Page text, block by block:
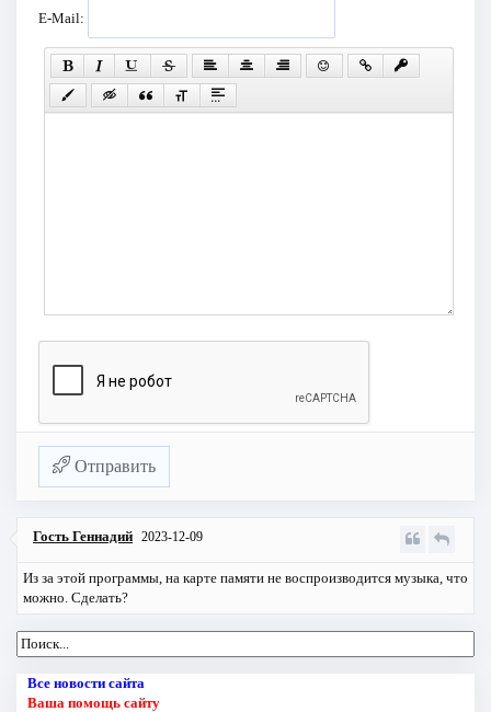
E-Mail:
Отправить
Гость Геннадий 2023-12-09
Из за этой программы, на карте памяти не воспроизводится музыка, что
можно. Сделать?
Все новости сайта
Ваша помощь сайту